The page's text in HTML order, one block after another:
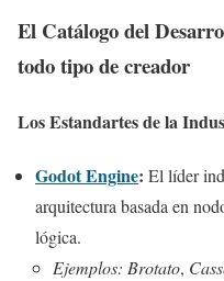
El Catálogo del
todo tipo de creador
Los Estandartes de la
Godot Engine: El líder
arquitectura basada en
lógica.
Ejemplos: Brotato,